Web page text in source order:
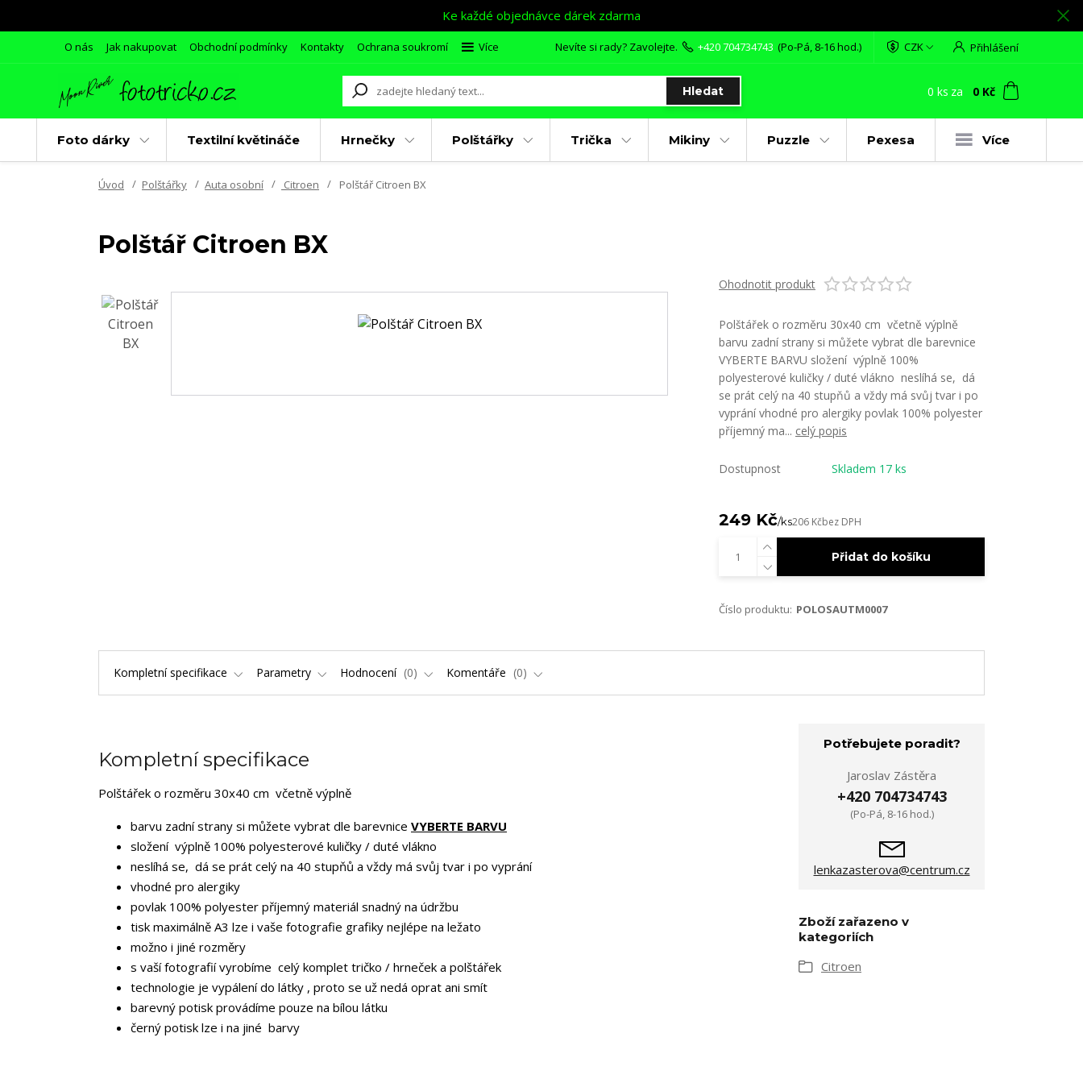
Ke každé objednávce dárek zdarma
O nás Jak nakupovat Obchodní podmínky Kontakty Ochrana soukromí Více CZK Přihlášení
Hledat
Nevíte si rady? Zavolejte. +420 704734743 (Po-Pá, 8-16 hod.)
0 ks za 0 Kč
Foto dárky Textilní květináče Hrnečky Polštářky Trička Mikiny Puzzle Pexesa Více
Úvod Polštářky Auta osobní Citroen Polštář Citroen BX
Polštář Citroen BX
Ohodnotit produkt
Polštářek o rozměru 30x40 cm včetně výplně
barvu zadní strany si můžete vybrat dle barevnice
VYBERTE BARVU složení výplně 100%
polyesterové kuličky / duté vlákno neslíhá se, dá
se prát celý na 40 stupňů a vždy má svůj tvar i po
vyprání vhodné pro alergiky povlak 100% polyester
příjemný ma... celý popis
Dostupnost Skladem 17 ks
249 Kč/ks206 Kčbez DPH
Přidat do košíku
Číslo produktu: POLOSAUTM0007
Kompletní specifikace Parametry Hodnocení 0 Komentáře 0
Kompletní specifikace
Polštářek o rozměru 30x40 cm včetně výplně
barvu zadní strany si můžete vybrat dle barevnice VYBERTE BARVU
složení výplně 100% polyesterové kuličky / duté vlákno
neslíhá se, dá se prát celý na 40 stupňů a vždy má svůj tvar i po vyprání
vhodné pro alergiky
povlak 100% polyester příjemný materiál snadný na údržbu
tisk maximálně A3 lze i vaše fotografie grafiky nejlépe na ležato
možno i jiné rozměry
s vaší fotografií vyrobíme celý komplet tričko / hrneček a polštářek
technologie je vypálení do látky , proto se už nedá oprat ani smít
barevný potisk provádíme pouze na bílou látku
černý potisk lze i na jiné barvy
Potřebujete poradit?
Jaroslav Zástěra
+420 704734743
(Po-Pá, 8-16 hod.)
lenkazasterova@centrum.cz
Zboží zařazeno v
kategoriích
Citroen